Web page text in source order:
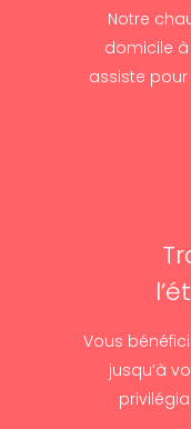
Notre
domicile à
assiste
Vous
jusqu’à